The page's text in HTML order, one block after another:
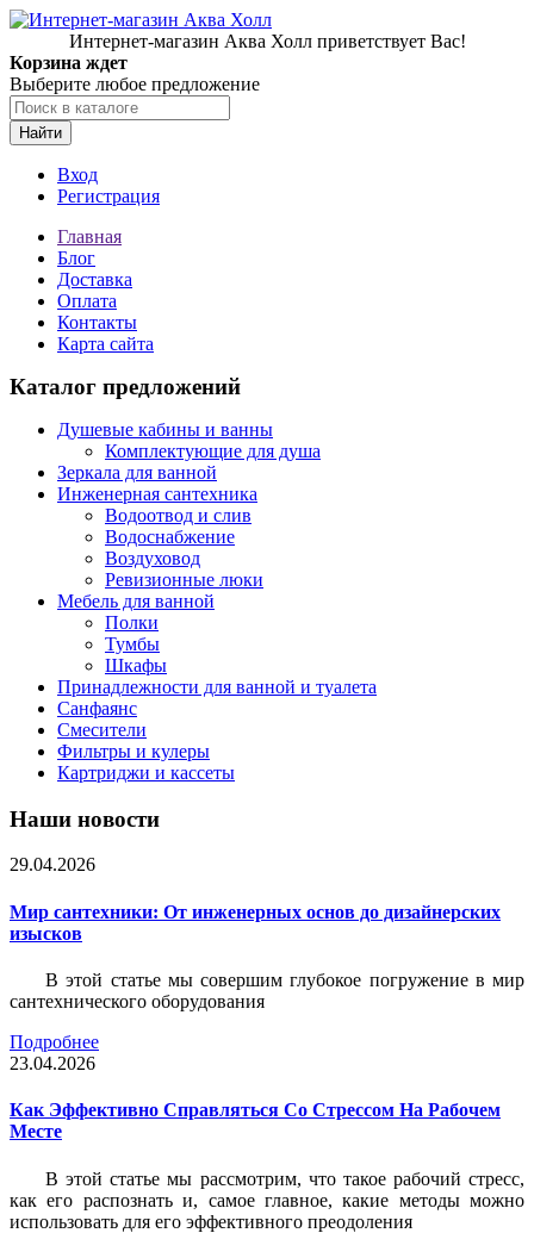
Интернет-магазин Аква Холл приветствует Вас!
Корзина ждет
Выберите любое предложение
Найти
Вход
Регистрация
Главная
Блог
Доставка
Оплата
Контакты
Карта сайта
Каталог предложений
Душевые кабины и ванны
Комплектующие для душа
Зеркала для ванной
Инженерная сантехника
Водоотвод и слив
Водоснабжение
Воздуховод
Ревизионные люки
Мебель для ванной
Полки
Тумбы
Шкафы
Принадлежности для ванной и туалета
Санфаянс
Смесители
Фильтры и кулеры
Картриджи и кассеты
Наши новости
29.04.2026
Мир сантехники: От инженерных основ до дизайнерских
изысков
В этой статье мы совершим глубокое погружение в мир
сантехнического оборудования
Подробнее
23.04.2026
Как Эффективно Справляться Со Стрессом На Рабочем
Месте
В этой статье мы рассмотрим, что такое рабочий стресс,
как его распознать и, самое главное, какие методы можно
использовать для его эффективного преодоления